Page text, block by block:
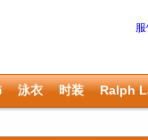
泳衣 时装 Ralph